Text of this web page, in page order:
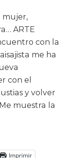
mujer,
ARTE
con la
me ha
con el
y volver
muestra la
Imprimir